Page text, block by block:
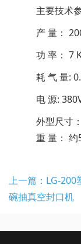
主要技术参
产 量：
功 率： 7
耗 气 量:
电 源:
外型尺寸：
重 量： 约
上一篇：LG-200
碗抽真空封口机